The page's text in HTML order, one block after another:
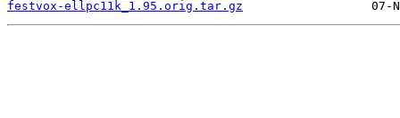
festvox-ellpc11k_1.95.orig.tar.gz